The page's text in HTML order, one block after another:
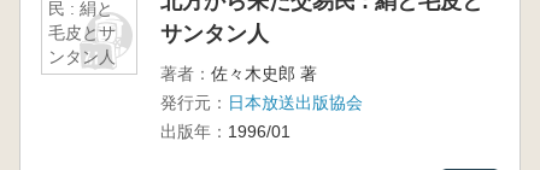
民 : 絹と
毛皮とサ
ンタン人
サンタン人
著者： 佐々木史郎 著
発行元： 日本放送出版協会
出版年： 1996/01